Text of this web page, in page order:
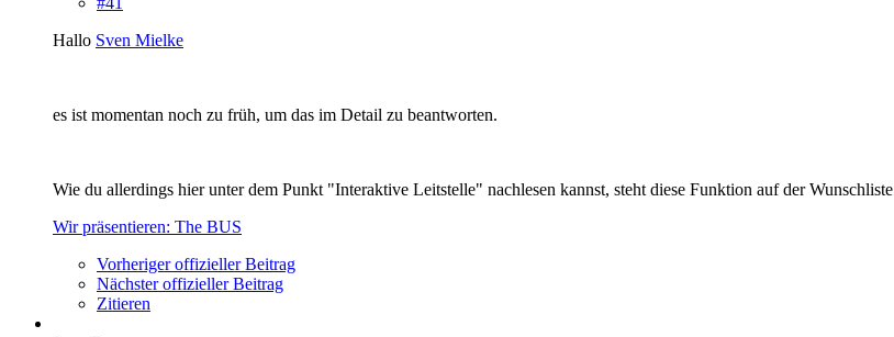
Hallo Sven Mielke
es ist momentan noch zu früh, um das im Detail zu beantworten.
Wie du allerdings hier unter dem Punkt "Interaktive Leitstelle" nachlesen kannst, steht diese Funktion auf der Wunschliste
Wir präsentieren: The BUS
Vorheriger offizieller Beitrag
Nächster offizieller Beitrag
Zitieren